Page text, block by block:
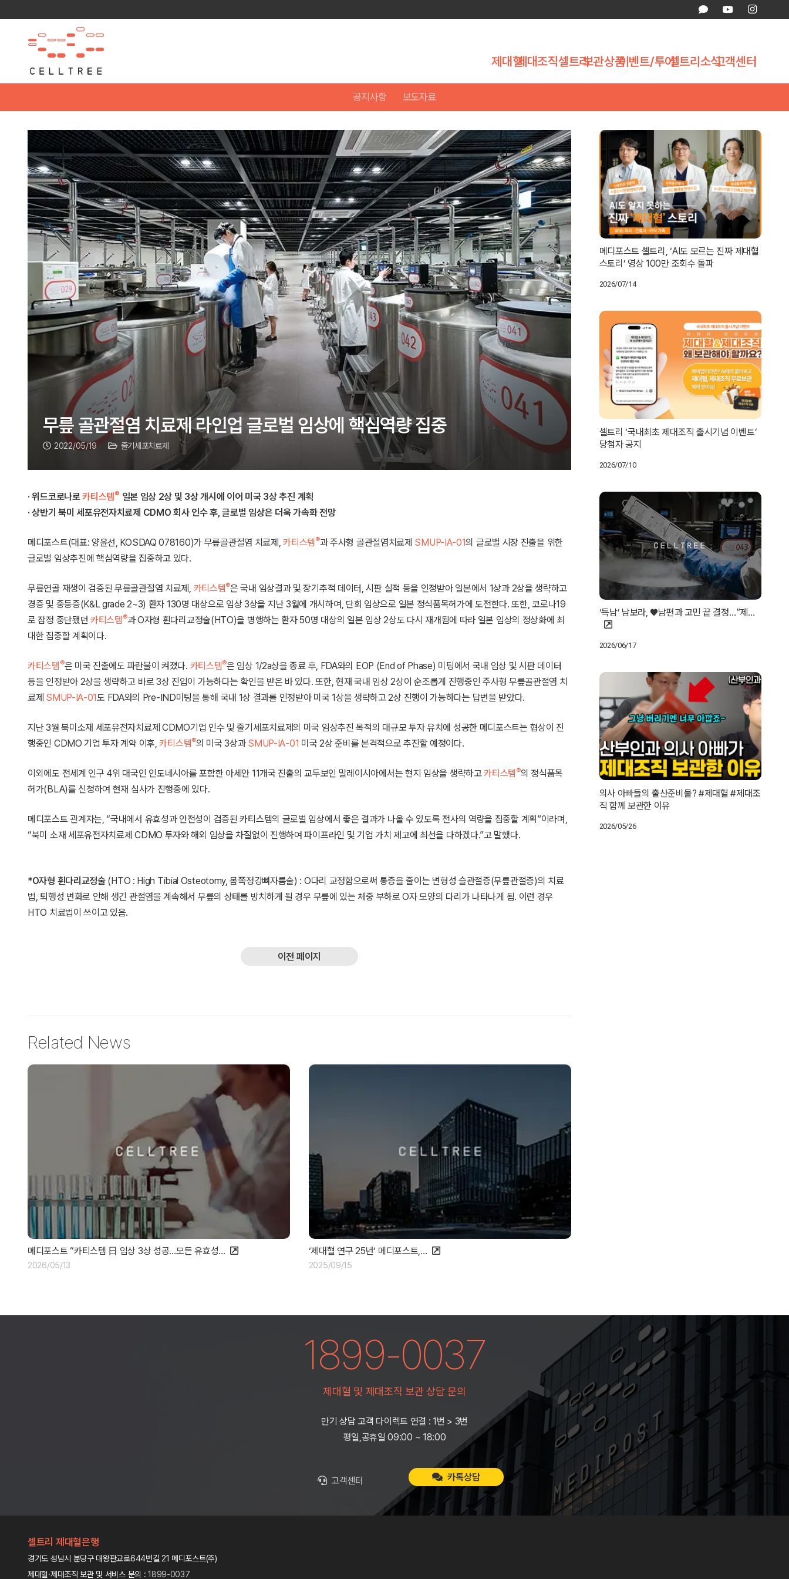
제대혈제대조직셀트리보관상품이벤트/투어셀트리소식고객센터
공지사항 보도자료
무릎 골관절염 치료제 라인업 글로벌 임상에 핵심역량 집중
2022/05/19 줄기세포치료제
· 위드코로나로카티스템® 일본 임상 2상 및 3상 개시에 이어 미국 3상 추진 계획
· 상반기 북미 세포유전자치료제 CDMO 회사 인수 후, 글로벌 임상은 더욱 가속화 전망
메디포스트(대표: 양윤선, KOSDAQ 078160)가 무릎골관절염 치료제,카티스템 ®과 주사형 골관절염치료제 SMUP-IA-01의 글로벌 시장 진출을 위한
글로벌 임상추진에 핵심역량을 집중하고 있다.
무릎연골 재생이 검증된 무릎골관절염 치료제, 카티스템®은 국내 임상결과 및 장기추적 데이터, 시판 실적 등을 인정받아 일본에서 1상과 2상을 생략하고
경증 및 중등증(K&L grade 2~3) 환자 130명 대상으로 임상 3상을 지난 3월에 개시하여, 단회 임상으로 일본 정식품목허가에 도전한다. 또한, 코로나19
로 잠정 중단됐던 카티스템 ®과 O자형 휜다리교정술(HTO)을 병행하는 환자 50명 대상의 일본 임상 2상도 다시 재개됨에 따라 일본 임상의 정상화에 최
대한 집중할 계획이다.
카티스템 ®은 미국 진출에도 파란불이 켜졌다. 카티스템®은 임상 1/2a상을 종료 후, FDA와의 EOP (End of Phase) 미팅에서 국내 임상 및 시판 데이터
등을 인정받아 2상을 생략하고 바로 3상 진입이 가능하다는 확인을 받은 바 있다. 또한, 현재 국내 임상 2상이 순조롭게 진행중인 주사형 무릎골관절염 치
료제 SMUP-IA-01도 FDA와의 Pre-IND미팅을 통해 국내 1상 결과를 인정받아 미국 1상을 생략하고 2상 진행이 가능하다는 답변을 받았다.
지난 3월 북미소재 세포유전자치료제 CDMO기업 인수 및 줄기세포치료제의 미국 임상추진 목적의 대규모 투자 유치에 성공한 메디포스트는 협상이 진
행중인 CDMO 기업 투자 계약 이후,카티스템®의 미국 3상과 SMUP-IA-01 미국 2상 준비를 본격적으로 추진할 예정이다.
이외에도 전세계 인구 4위 대국인 인도네시아를 포함한 아세안 11개국 진출의 교두보인 말레이시아에서는 현지 임상을 생략하고카티스템 ®의 정식품목
허가(BLA)를 신청하여 현재 심사가 진행중에 있다.
메디포스트 관계자는, “국내에서 유효성과 안전성이 검증된 카티스템의 글로벌 임상에서 좋은 결과가 나올 수 있도록 전사의 역량을 집중할 계획”이라며,
“북미 소재 세포유전자치료제 CDMO 투자와 해외 임상을 차질없이 진행하여 파이프라인 및 기업 가치 제고에 최선을 다하겠다.”고 말했다.
*O자형 휜다리교정술(HTO : High Tibial Osteotomy, 몸쪽정강뼈자름술) : O다리 교정함으로써 통증을 줄이는 변형성 슬관절증(무릎관절증)의 치료
법, 퇴행성 변화로 인해 생긴 관절염을 계속해서 무릎의 상태를 방치하게 될 경우 무릎에 있는 체중 부하로 O자 모양의 다리가 나타나게 됨. 이런 경우
HTO 치료법이 쓰이고 있음.
이전 페이지
Related News
메디포스트 “카티스템 日 임상 3상 성공…모든 유효성…
2026/05/13
‘제대혈 연구 25년’ 메디포스트,…
2025/09/15
메디포스트 셀트리, ‘AI도 모르는 진짜 제대혈
스토리’ 영상 100만 조회수 돌파
2026/07/14
셀트리 ‘국내최초 제대조직 출시기념 이벤트’
당첨자 공지
2026/07/10
‘득남’ 남보라, ♥남편과 고민 끝 결정…”제…
2026/06/17
의사 아빠들의 출산준비물? #제대혈 #제대조
직 함께 보관한 이유
2026/05/26
1899-0037
제대혈 및 제대조직 보관 상담 문의
만기 상담 고객 다이렉트 연결 : 1번 > 3번
평일,공휴일 09:00 ~ 18:00
고객센터 카톡상담
셀트리 제대혈은행
경기도 성남시 분당구 대왕판교로644번길 21 메디포스트(주)
제대혈·제대조직 보관 및 서비스 문의 :1899-0037